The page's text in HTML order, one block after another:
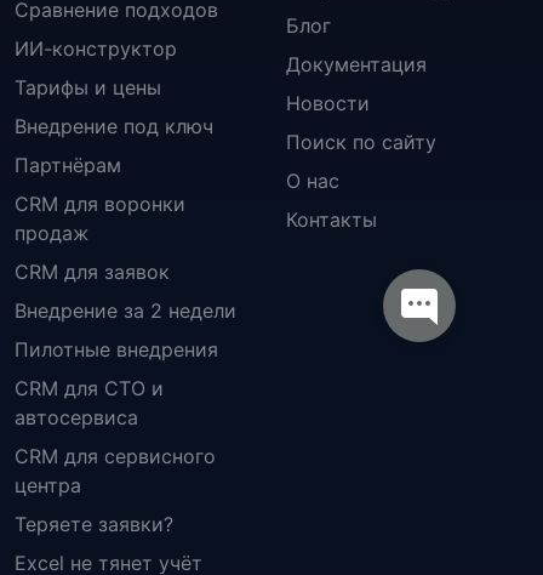
Сравнение подходов
ИИ-конструктор
Тарифы и цены
Внедрение под ключ
Партнёрам
CRM для воронки
продаж
CRM для заявок
Внедрение за 2 недели
Пилотные внедрения
CRM для СТО и
автосервиса
CRM для сервисного
центра
Теряете заявки?
Excel не тянет учёт
Блог
Документация
Новости
Поиск по сайту
О нас
Контакты